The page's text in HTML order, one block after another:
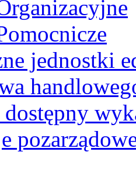
jednostki